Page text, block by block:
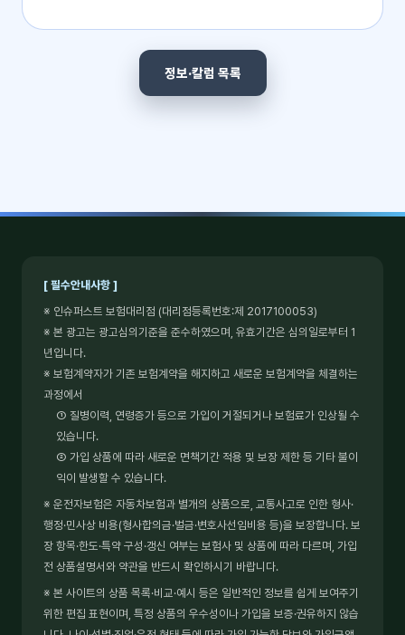
정보·칼럼 목록
[ 필수안내사항 ]
※ 인슈퍼스트 보험대리점 (대리점등록번호:제 2017100053)
※ 본 광고는 광고심의기준을 준수하였으며, 유효기간은 심의일로부터 1
년입니다.
※ 보험계약자가 기존 보험계약을 해지하고 새로운 보험계약을 체결하는
과정에서
① 질병이력, 연령증가 등으로 가입이 거절되거나 보험료가 인상될 수
있습니다.
② 가입 상품에 따라 새로운 면책기간 적용 및 보장 제한 등 기타 불이
익이 발생할 수 있습니다.
※ 운전자보험은 자동차보험과 별개의 상품으로, 교통사고로 인한 형사·
행정·민사상 비용(형사합의금·벌금·변호사선임비용 등)을 보장합니다. 보
장 항목·한도·특약 구성·갱신 여부는 보험사 및 상품에 따라 다르며, 가입
전 상품설명서와 약관을 반드시 확인하시기 바랍니다.
※ 본 사이트의 상품 목록·비교·예시 등은 일반적인 정보를 쉽게 보여주기
위한 편집 표현이며, 특정 상품의 우수성이나 가입을 보증·권유하지 않습